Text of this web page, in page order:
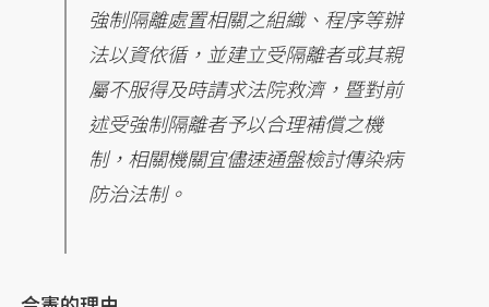
強制隔離處置相關之組織、程序等辦
法以資依循，並建立受隔離者或其親
屬不服得及時請求法院救濟，暨對前
述受強制隔離者予以合理補償之機
制，相關機關宜儘速通盤檢討傳染病
防治法制。